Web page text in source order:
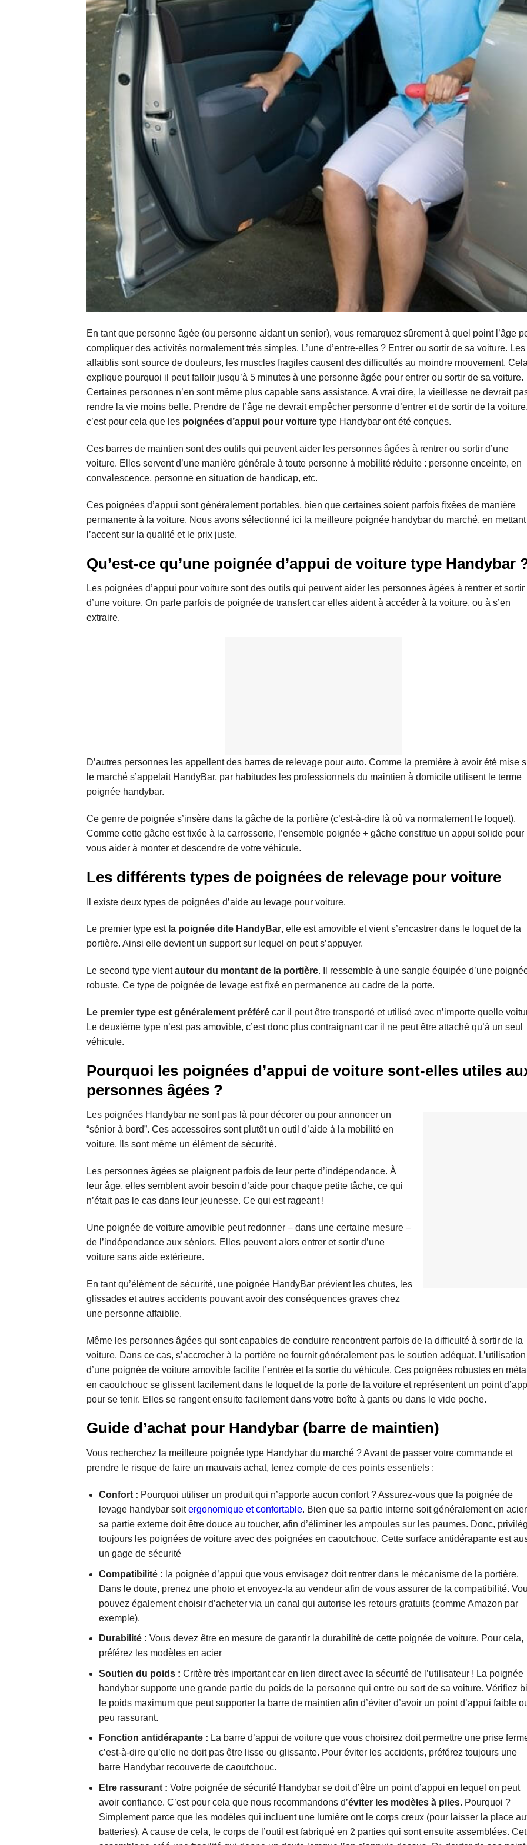
En tant que personne âgée (ou personne aidant un senior), vous remarquez sûrement à quel point l’âge
compliquer des activités normalement très simples. L’une d’entre-elles ? Entrer ou sortir de sa voiture.
affaiblis sont source de douleurs, les muscles fragiles causent des difficultés au moindre mouvement.
explique pourquoi il peut falloir jusqu’à 5 minutes à une personne âgée pour entrer ou sortir de sa voiture.
Certaines personnes n’en sont même plus capable sans assistance. A vrai dire, la vieillesse ne devrait
rendre la vie moins belle. Prendre de l’âge ne devrait empêcher personne d’entrer et de sortir de la
c’est pour cela que les poignées d’appui pour voiture type Handybar ont été conçues.
Ces barres de maintien sont des outils qui peuvent aider les personnes âgées à rentrer ou sortir d’une
voiture. Elles servent d’une manière générale à toute personne à mobilité réduite : personne enceinte, en
convalescence, personne en situation de handicap, etc.
Ces poignées d’appui sont généralement portables, bien que certaines soient parfois fixées de manière
permanente à la voiture. Nous avons sélectionné ici la meilleure poignée handybar du marché, en mettant
l’accent sur la qualité et le prix juste.
Qu’est-ce qu’une poignée d’appui de voiture type Handybar
Les poignées d’appui pour voiture sont des outils qui peuvent aider les personnes âgées à rentrer et sortir
d’une voiture. On parle parfois de poignée de transfert car elles aident à accéder à la voiture, ou à s’en
extraire.
D’autres personnes les appellent des barres de relevage pour auto. Comme la première à avoir été mise
le marché s’appelait HandyBar, par habitudes les professionnels du maintien à domicile utilisent le terme
poignée handybar.
Ce genre de poignée s’insère dans la gâche de la portière (c’est-à-dire là où va normalement le loquet).
Comme cette gâche est fixée à la carrosserie, l’ensemble poignée + gâche constitue un appui solide pour
vous aider à monter et descendre de votre véhicule.
Les différents types de poignées de relevage pour voiture
Il existe deux types de poignées d’aide au levage pour voiture.
Le premier type est la poignée dite HandyBar, elle est amovible et vient s’encastrer dans le loquet de la
portière. Ainsi elle devient un support sur lequel on peut s’appuyer.
Le second type vientautour du montant de la portière. Il ressemble à une sangle équipée d’une
robuste. Ce type de poignée de levage est fixé en permanence au cadre de la porte.
Le premier type est généralement préféré car il peut être transporté et utilisé avec n’importe quelle
Le deuxième type n’est pas amovible, c’est donc plus contraignant car il ne peut être attaché qu’à un seul
véhicule.
Pourquoi les poignées d’appui de voiture sont-elles utiles
personnes âgées ?
Les poignées Handybar ne sont pas là pour décorer ou pour annoncer un
“sénior à bord”. Ces accessoires sont plutôt un outil d’aide à la mobilité en
voiture. Ils sont même un élément de sécurité.
Les personnes âgées se plaignent parfois de leur perte d’indépendance. À
leur âge, elles semblent avoir besoin d’aide pour chaque petite tâche, ce qui
n’était pas le cas dans leur jeunesse. Ce qui est rageant !
Une poignée de voiture amovible peut redonner – dans une certaine mesure –
de l’indépendance aux séniors. Elles peuvent alors entrer et sortir d’une
voiture sans aide extérieure.
En tant qu’élément de sécurité, une poignée HandyBar prévient les chutes, les
glissades et autres accidents pouvant avoir des conséquences graves chez
une personne affaiblie.
Même les personnes âgées qui sont capables de conduire rencontrent parfois de la difficulté à sortir de la
voiture. Dans ce cas, s’accrocher à la portière ne fournit généralement pas le soutien adéquat. L’utilisation
d’une poignée de voiture amovible facilite l’entrée et la sortie du véhicule. Ces poignées robustes en
en caoutchouc se glissent facilement dans le loquet de la porte de la voiture et représentent un point
pour se tenir. Elles se rangent ensuite facilement dans votre boîte à gants ou dans le vide poche.
Guide d’achat pour Handybar (barre de maintien)
Vous recherchez la meilleure poignée type Handybar du marché ? Avant de passer votre commande et
prendre le risque de faire un mauvais achat, tenez compte de ces points essentiels :
Confort : Pourquoi utiliser un produit qui n’apporte aucun confort ? Assurez-vous que la poignée de
levage handybar soitergonomique et confortable. Bien que sa partie interne soit généralement en
sa partie externe doit être douce au toucher, afin d’éliminer les ampoules sur les paumes. Donc,
toujours les poignées de voiture avec des poignées en caoutchouc. Cette surface antidérapante est
un gage de sécurité
Compatibilité : la poignée d’appui que vous envisagez doit rentrer dans le mécanisme de la portière.
Dans le doute, prenez une photo et envoyez-la au vendeur afin de vous assurer de la compatibilité.
pouvez également choisir d’acheter via un canal qui autorise les retours gratuits (comme Amazon par
exemple).
Durabilité : Vous devez être en mesure de garantir la durabilité de cette poignée de voiture. Pour cela,
préférez les modèles en acier
Soutien du poids : Critère très important car en lien direct avec la sécurité de l’utilisateur ! La poignée
handybar supporte une grande partie du poids de la personne qui entre ou sort de sa voiture. Vérifiez
le poids maximum que peut supporter la barre de maintien afin d’éviter d’avoir un point d’appui faible
peu rassurant.
Fonction antidérapante : La barre d’appui de voiture que vous choisirez doit permettre une prise
c’est-à-dire qu’elle ne doit pas être lisse ou glissante. Pour éviter les accidents, préférez toujours une
barre Handybar recouverte de caoutchouc.
Etre rassurant : Votre poignée de sécurité Handybar se doit d’être un point d’appui en lequel on peut
avoir confiance. C’est pour cela que nous recommandons d’éviter les modèles à piles. Pourquoi ?
Simplement parce que les modèles qui incluent une lumière ont le corps creux (pour laisser la place
batteries). A cause de cela, le corps de l’outil est fabriqué en 2 parties qui sont ensuite assemblées. Cet